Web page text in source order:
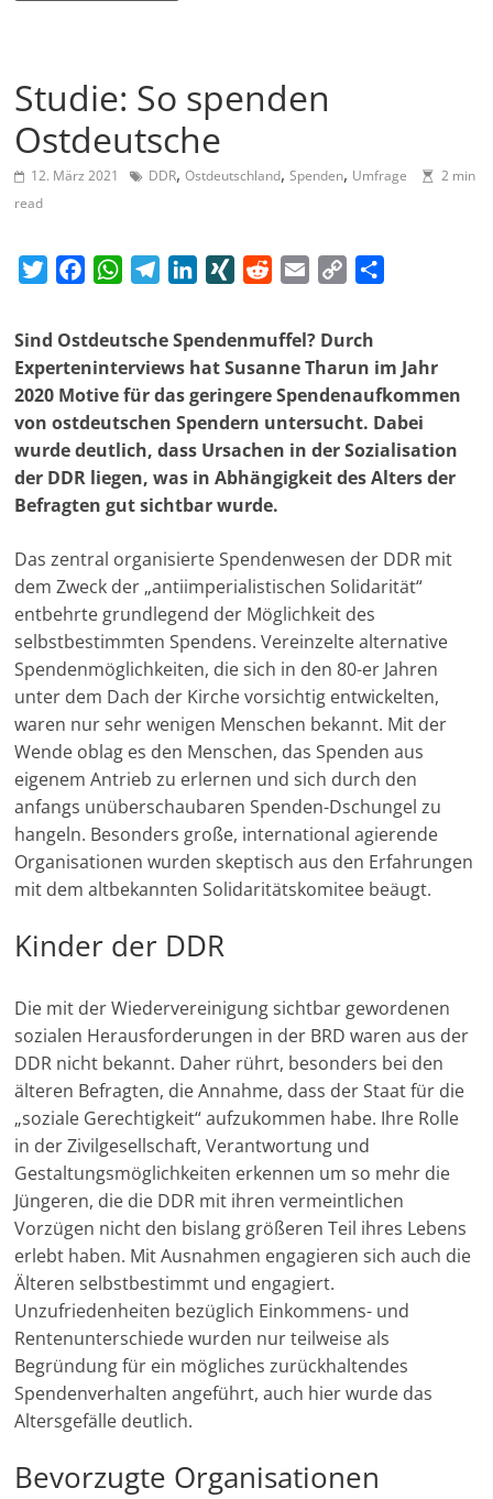
a
i
n
r
o
z
i
a
l
-
a
r
k
e
t
n
|
S
p
e
d
n
|
V
e
r
e
i
n
e
|
S
t
f
u
Studie: So spenden
Ostdeutsche
12. März 2021 DDR,Ostdeutschland,Spenden, Umfrage
2 min
read
i
t
r
e
b
o
o
k
W
s
p
p
g
a
m
d
n
d
i
i
n
k
e
Sind Ostdeutsche Spendenmuffel? Durch
Experteninterviews hat Susanne Tharun im Jahr
2020 Motive für das geringere Spendenaufkommen
von ostdeutschen Spendern untersucht. Dabei
wurde deutlich, dass Ursachen in der Sozialisation
der DDR liegen, was in Abhängigkeit des Alters der
Befragten gut sichtbar wurde.
Das zentral organisierte Spendenwesen der DDR mit
dem Zweck der „antiimperialistischen Solidarität“
entbehrte grundlegend der Möglichkeit des
selbstbestimmten Spendens. Vereinzelte alternative
Spendenmöglichkeiten, die sich in den 80-er Jahren
unter dem Dach der Kirche vorsichtig entwickelten,
waren nur sehr wenigen Menschen bekannt. Mit der
Wende oblag es den Menschen, das Spenden aus
eigenem Antrieb zu erlernen und sich durch den
anfangs unüberschaubaren Spenden-Dschungel zu
hangeln. Besonders große, international agierende
Organisationen wurden skeptisch aus den Erfahrungen
mit dem altbekannten Solidaritätskomitee beäugt.
Kinder der DDR
Die mit der Wiedervereinigung sichtbar gewordenen
sozialen Herausforderungen in der BRD waren aus der
DDR nicht bekannt. Daher rührt, besonders bei den
älteren Befragten, die Annahme, dass der Staat für die
„soziale Gerechtigkeit“ aufzukommen habe. Ihre Rolle
in der Zivilgesellschaft, Verantwortung und
Gestaltungsmöglichkeiten erkennen um so mehr die
Jüngeren, die die DDR mit ihren vermeintlichen
Vorzügen nicht den bislang größeren Teil ihres Lebens
erlebt haben. Mit Ausnahmen engagieren sich auch die
Älteren selbstbestimmt und engagiert.
Unzufriedenheiten bezüglich Einkommens- und
Rentenunterschiede wurden nur teilweise als
Begründung für ein mögliches zurückhaltendes
Spendenverhalten angeführt, auch hier wurde das
Altersgefälle deutlich.
Bevorzugte Organisationen